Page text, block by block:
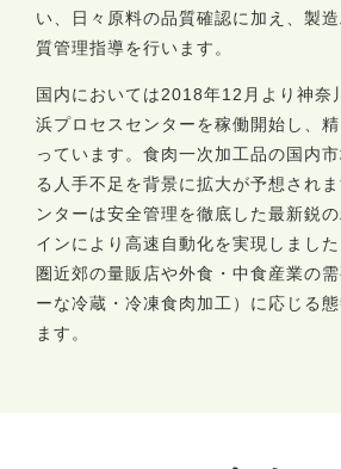
い、日々原料の品質確認に加え、製
質管理指導を行います。
国内においては2018年12月より神奈
浜プロセスセンターを稼働開始し、
っています。食肉一次加工品の国内
る人手不足を背景に拡大が予想され
ンターは安全管理を徹底した最新鋭
インにより高速自動化を実現しまし
圏近郊の量販店や外食・中食産業の
ーな冷蔵・冷凍食肉加工）に応じる
ます。